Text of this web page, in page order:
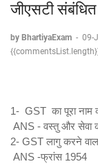
जीएसटी संबंधित
by BhartiyaExam - 09-
1- GST का पूरा नाम
ANS - वस्तु और सेवा
2- GST लागु करने
ANS -फ्रांस 1954